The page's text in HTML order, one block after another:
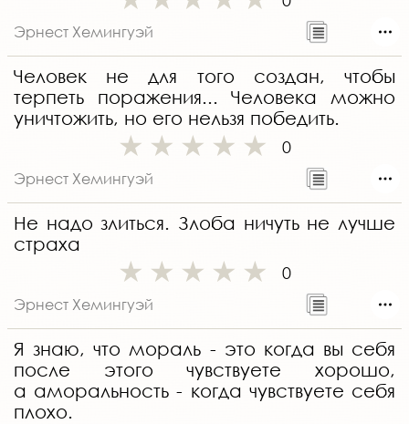
Эрнест Хемингуэй
Человек не для того создан, чтобы
терпеть поражения... Человека можно
уничтожить, но его нельзя победить.
0
Эрнест Хемингуэй
Не надо злиться. Злоба ничуть не лучше
страха
0
Эрнест Хемингуэй
Я знаю, что мораль - это когда вы себя
после этого чувствуете хорошо,
а аморальность - когда чувствуете себя
плохо.